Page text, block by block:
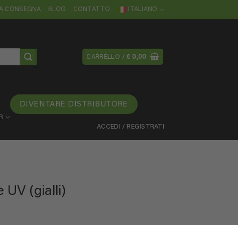
CONSEGNA BLOG CONTATTO ITALIANO
CARRELLO /€ 0,00
DIVENTARE DISTRIBUTORE
ACCEDI / REGISTRATI
UV (gialli)